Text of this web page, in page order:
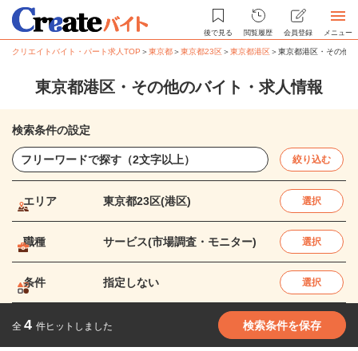
後で見る 閲覧履歴 会員登録 メニュー
クリエイトバイト・パート求人TOP ＞東京都＞東京都23区＞東京都港区＞東京都港区・その他
東京都港区・その他のバイト・求人情報
検索条件の設定
絞り込む
エリア 東京都23区(港区) 選択
職種 サービス(市場調査・モニター) 選択
条件 指定しない 選択
全 4 件ヒットしました 検索条件を保存